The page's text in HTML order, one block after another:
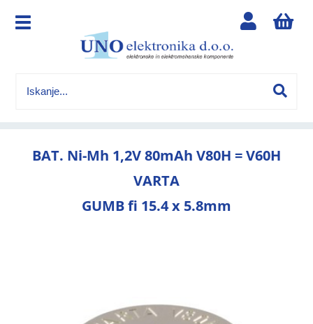
BAT. Ni-Mh 1,2V 80mAh V80H = V60H
VARTA
GUMB fi 15.4 x 5.8mm